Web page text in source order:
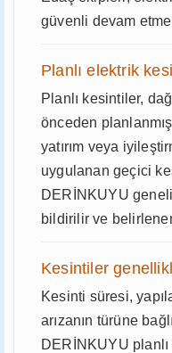
güvenli devam
Planlı elektrik
Planlı kesintiler,
önceden
yatırım veya
uygulanan geçici
DERİNKUYU
bildirilir ve
Kesintiler
Kesinti süresi,
arızanın türüne
DERİNKUYU